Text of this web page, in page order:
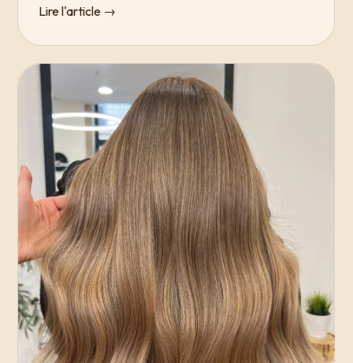
Lire l'article →